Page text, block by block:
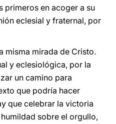
primeros en acoger a su
eclesial y fraternal, por
misma mirada de Cristo.
y eclesiológica, por la
un camino para
que podría hacer
que celebrar la victoria
sobre el orgullo,